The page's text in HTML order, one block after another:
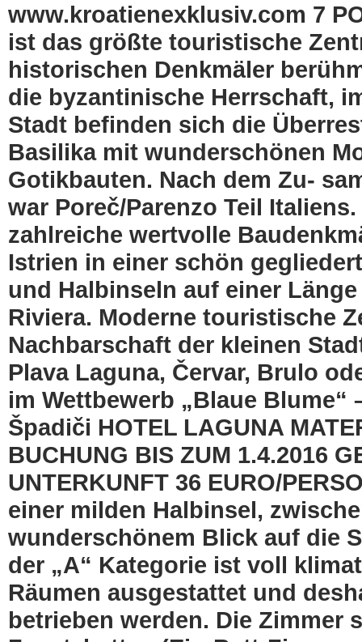
www.kroatienexklusiv.com 7
ist das größte touristische
historischen Denkmäler
die byzantinische Herrschaft,
Stadt befinden sich die
Basilika mit wunderschönen
Gotikbauten. Nach dem Zu-
war Poreč/Parenzo Teil
zahlreiche wertvolle
Istrien in einer schön
und Halbinseln auf einer
Riviera. Moderne touristische
Nachbarschaft der kleinen
Plava Laguna, Červar, Brulo
im Wettbewerb „Blaue
Špadiči HOTEL LAGUNA
BUCHUNG BIS ZUM 1.4.2016
UNTERKUNFT 36 EURO/
einer milden Halbinsel,
wunderschönem Blick auf die
der „A“ Kategorie ist voll
Räumen ausgestattet und
betrieben werden. Die Zimmer